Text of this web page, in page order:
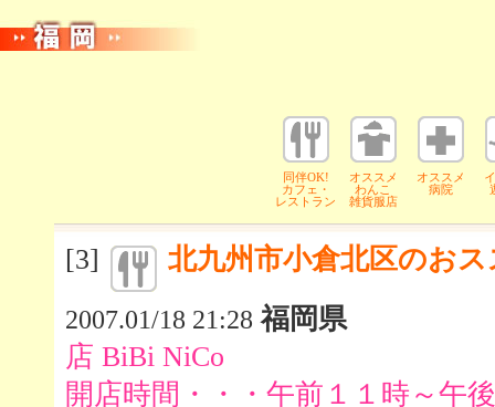
同伴OK!
カフェ・
レストラン
オススメ
わんこ
雑貨服店
オススメ
病院
[3] 北九州市小倉北区のお
2007.01/18 21:28 福岡県
店 BiBi NiCo
開店時間・・・午前１１時～午